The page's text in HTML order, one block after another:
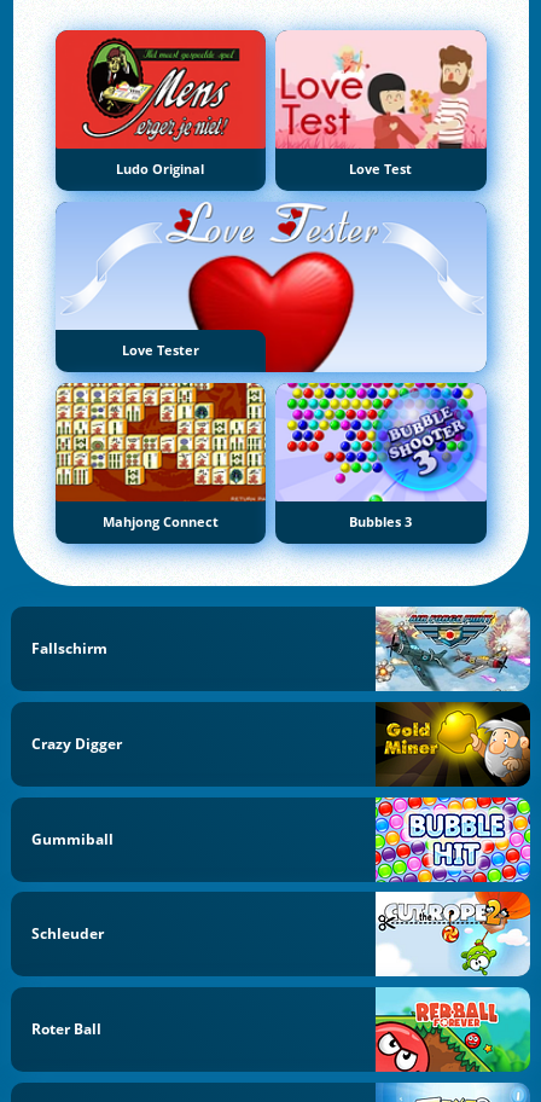
Ludo Original Love Test
Love Tester
Mahjong Connect Bubbles 3
Fallschirm
Crazy Digger
Gummiball
Schleuder
Roter Ball